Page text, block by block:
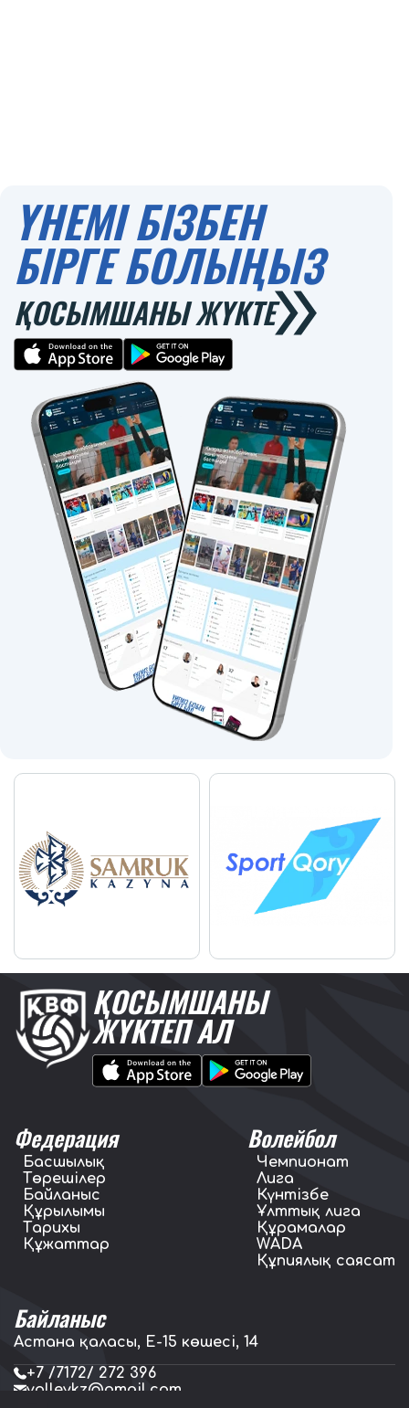
ҮНЕМІ БІЗБЕН
БІРГЕ БОЛЫҢЫЗ
ҚОСЫМШАНЫ ЖҮКТЕ
ҚОСЫМШАНЫ
ЖҮКТЕП АЛ
Федерация
Басшылық
Төрешілер
Байланыс
Құрылымы
Тарихы
Құжаттар
Волейбол
Чемпионат
Лига
Күнтізбе
Ұлттық лига
Құрамалар
WADA
Құпиялық саясат
Байланыс
Астана қаласы, E-15 көшесі, 14
+7 /7172/ 272 396
volleykz@gmail.com